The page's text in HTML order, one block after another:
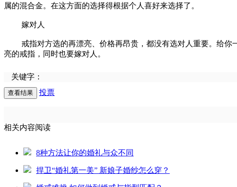
属的混合金。在这方面的选择得根据个人喜好来选择了。
嫁对人
戒指对方选的再漂亮、价格再昂贵，都没有选对人重要。给你
亮的戒指，同时也要嫁对人。
关键字：
投票
相关内容阅读
8种方法让你的婚礼与众不同
捍卫“婚礼第一美” 新娘子婚纱怎么穿？